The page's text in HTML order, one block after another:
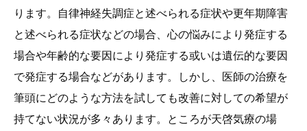
ります。 自律神経失調症と述べられる症状や更年期障害
と述べられる症状などの場合、心の悩みにより発症する
場合や年齢的な要因により発症する或いは遺伝的な要因
で発症する場合などがあります。しかし、医師の治療を
筆頭にどのような方法を試しても改善に対しての希望が
持てない状況が多々あります。ところが天啓気療の場